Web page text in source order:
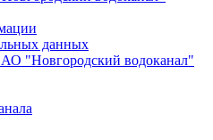
данных
АО "Новгородский водоканал"